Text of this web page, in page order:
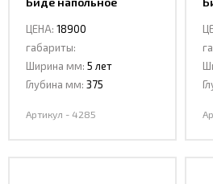
ЦЕНА: 18900
габариты:
Ширина мм: 5 лет
Глубина мм: 375
Артикул - 4285